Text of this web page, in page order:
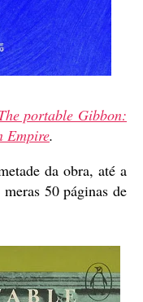
portable Gibbon:
Empire.
da obra, até a
50 páginas de